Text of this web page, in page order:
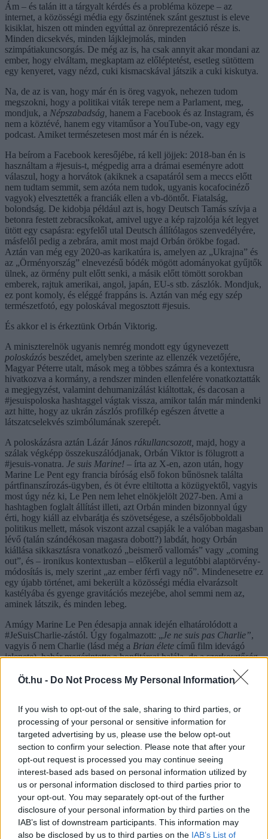
Öt.hu - Do Not Process My Personal Information
If you wish to opt-out of the sale, sharing to third parties, or
processing of your personal or sensitive information for
targeted advertising by us, please use the below opt-out
section to confirm your selection. Please note that after your
opt-out request is processed you may continue seeing
interest-based ads based on personal information utilized by
us or personal information disclosed to third parties prior to
your opt-out. You may separately opt-out of the further
disclosure of your personal information by third parties on the
IAB’s list of downstream participants. This information may
also be disclosed by us to third parties on the IAB’s List of
Ám – és talán itt a tárgyalt kérdés és a probléma közepe – az
internet, a közösségi média egy őszintének szánt gesztust is eleve
kisiklat, hiszen ott minden egyúttal az önreprezentáció része is.
Minden dicsekvés, minden lájklejmolás, minden
szimpátiakuncsorgás. De még az is, ha csak annyit akar mondani az
ember, hogy elváltam, megkaptam az előléptetést, esetleg sütöttem
egy kenyeret, vagy nézd, cuki kismacskával játszik a cuki kiskutya.
Na, de az is van, hogy már én is öreg vagyok, nehezen tudom
megszokni, hogy a politikai viták terepe nem a Parlament, meg,
mondjuk, a Népszabadság, hanem a Facebook és az Instagram, és
nem a köztévé, hanem egy vitaműsor a YouTube-on, vagy egy
podcast. Amiket természetesen most már én is nézek.
Ha beírom a Facebook keresőjébe, rá kell jöjjek: 2018-ban én is
használtam a #jesuis-t, mégpedig arra a drámai eseményre adott
válaszul, hogy a horvátok (akiknek a csapatáról sem a meccs előtt
nem tudtam semmit, sem azóta nem tudok, ugyanis kocafocinéző
vagyok) elvesztették a franciák ellen a vb-döntőt. Fiatalság,
bolondság. De kidobja például azt is, hogy Deutsch Tamás szívja a
betonra festett zebracsíkokat, amivel ugye a kép rajzolója két legyet
ütött egy csapásra: egyfelől utal Deutsch állítólagos szenvedélyére,
másfelől pedig a zebrára, amit most majd Orbán örökbe fogad.
Aztán van még egy 2020-as karikatúra is, amelyen az „Ukrajna” és
az „Örményország” elnevezésű bódék mögött adományokat gyűjtők
ülnek, az örmény pult előtt senki, a másik előtt tömött sorokban
emberek, rajtuk amerikai, angol, japán, EU-s stb. zászlók. Mondjuk,
ez pont komoly, és eléggé frappáns is. Aztán van még egy szép
természetfotó, egy poloskával megosztott #jesuis.
És akkor el is érkeztünk Orbán Viktorig.
A miniszterelnök ugyanis nemrég mondott egy úgynevezett
poloskázós beszédet, amelyben szerinte az ellenzék vezetőjére,
Magyar Péterre utalt, mások meg a többes számra és a kontextusra
hivatkozva a kormány, a rendszer minden ellenfelére vonatkoztatták
a megjegyzést, valamint dehumanizálást kiáltottak, és dacosan a
#jesuispoloska hashtaggel vágtak vissza, amikor talán már mindenki
azt hitte, hogy az ukrán zászlós profilkép egészen átvette a
látszatcselekvés szimbólumának szerepét.
A poloskázásra aztán Lázár János rákullancsozott, majd, hogy a
szálak végképp összekuszálódjanak, Orbán Viktor is fölugrott a
#jesuis-vonatra. Je suis Marine! – írta az X-en, azon után, hogy
Marine Le Pent egy francia bíróság első fokon bűnösnek találta
pártfinanszírozás-ügyben, és öt évre eltiltotta a közügyektől, vagyis
most úgy néz ki, Le Pen nem lehet elnökjelölt 2027-ben. Ami a
hashtagben foglalt állítást illeti, azt Orbán minden bizonnyal úgy
érti, hogy kiáll az elvbarátja és szövetségese, a szélsőjobboldali
politikus mellett, mások viszont azzal csapják le a valóban magasban
lévő (talán szándékosan magasra dobott?) labdát, hogy Orbán
kiállása sikkasztásra vonatkozó „beismerő vallomás” vagy „coming
out”, és – ironikus kontextusban – előkerül a legutóbbi alaptörvény-
módosítás is, mely szerint „az ember férfi vagy nő”. Mindenesetre ez
egy újabb történet, ami bekerült a közösségi média elvarázsolt
kastélyába és gyenge gravitációs mezejébe, ahol semmi nem az,
aminek látszik, és minden lebeg.
Amúgy Marine Le Pen édesapja annak idején elhatárolódott a
#JeSuisCharlie-zástól. Úgy fogalmazott: „Je ne suis pas Charlie”,
vagyis ő nem Charlie (lásd még a Brian élete című film idevágó
jelenete), habár megérintette a honfitársai halála, de a szerkesztőség
anarcho-trockista nézeteivel nem ért egyet. Vajon a lányával mi a
helyzet? Ahogy aCharlie Hebdomai oldalát nézem, nem valószínű,
hashtag vagy karikatúra – csak hát, ugye, rohadtul nem szereti.
Kommentek
Bejelentkezés
Toroczkay András